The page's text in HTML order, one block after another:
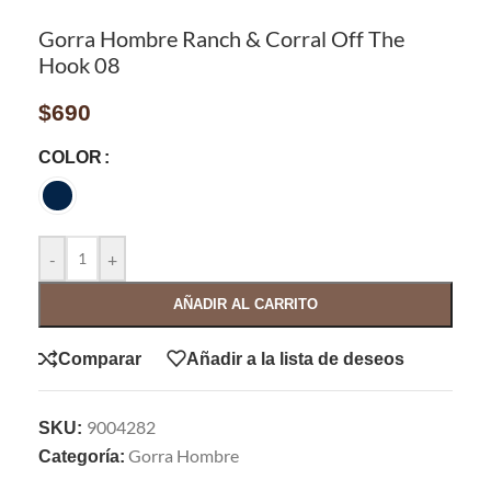
Gorra Hombre Ranch & Corral Off The
Hook 08
$690
COLOR
- +
AÑADIR AL CARRITO
Comparar Añadir a la lista de deseos
SKU: 9004282
Categoría: Gorra Hombre